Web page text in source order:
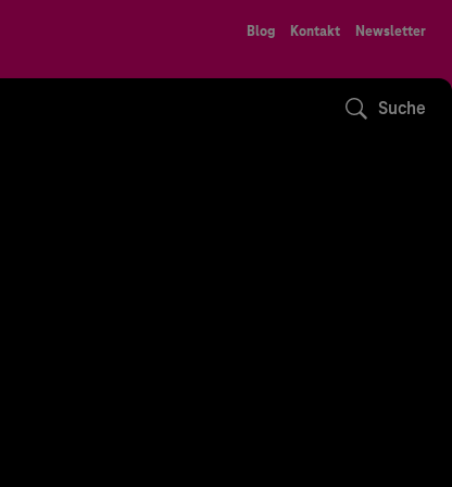
Blog Kontakt Newsletter
Suche